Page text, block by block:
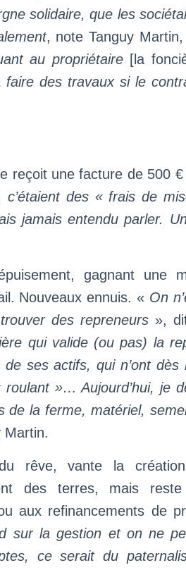
solidaire, que les
, note Tanguy
au propriétaire[la
faire des travaux si le
reçoit une facture de 500
c’étaient des « frais de
jamais entendu parler.
gagnant une
Nouveaux ennuis. « On
des repreneurs »,
qui valide (ou pas) la
ses actifs, qui n’ont
roulant »… Aujourd’hui, je
de la ferme, matériel,
rêve, vante la
des terres, mais
aux refinancements de
sur la gestion et on ne
ce serait du